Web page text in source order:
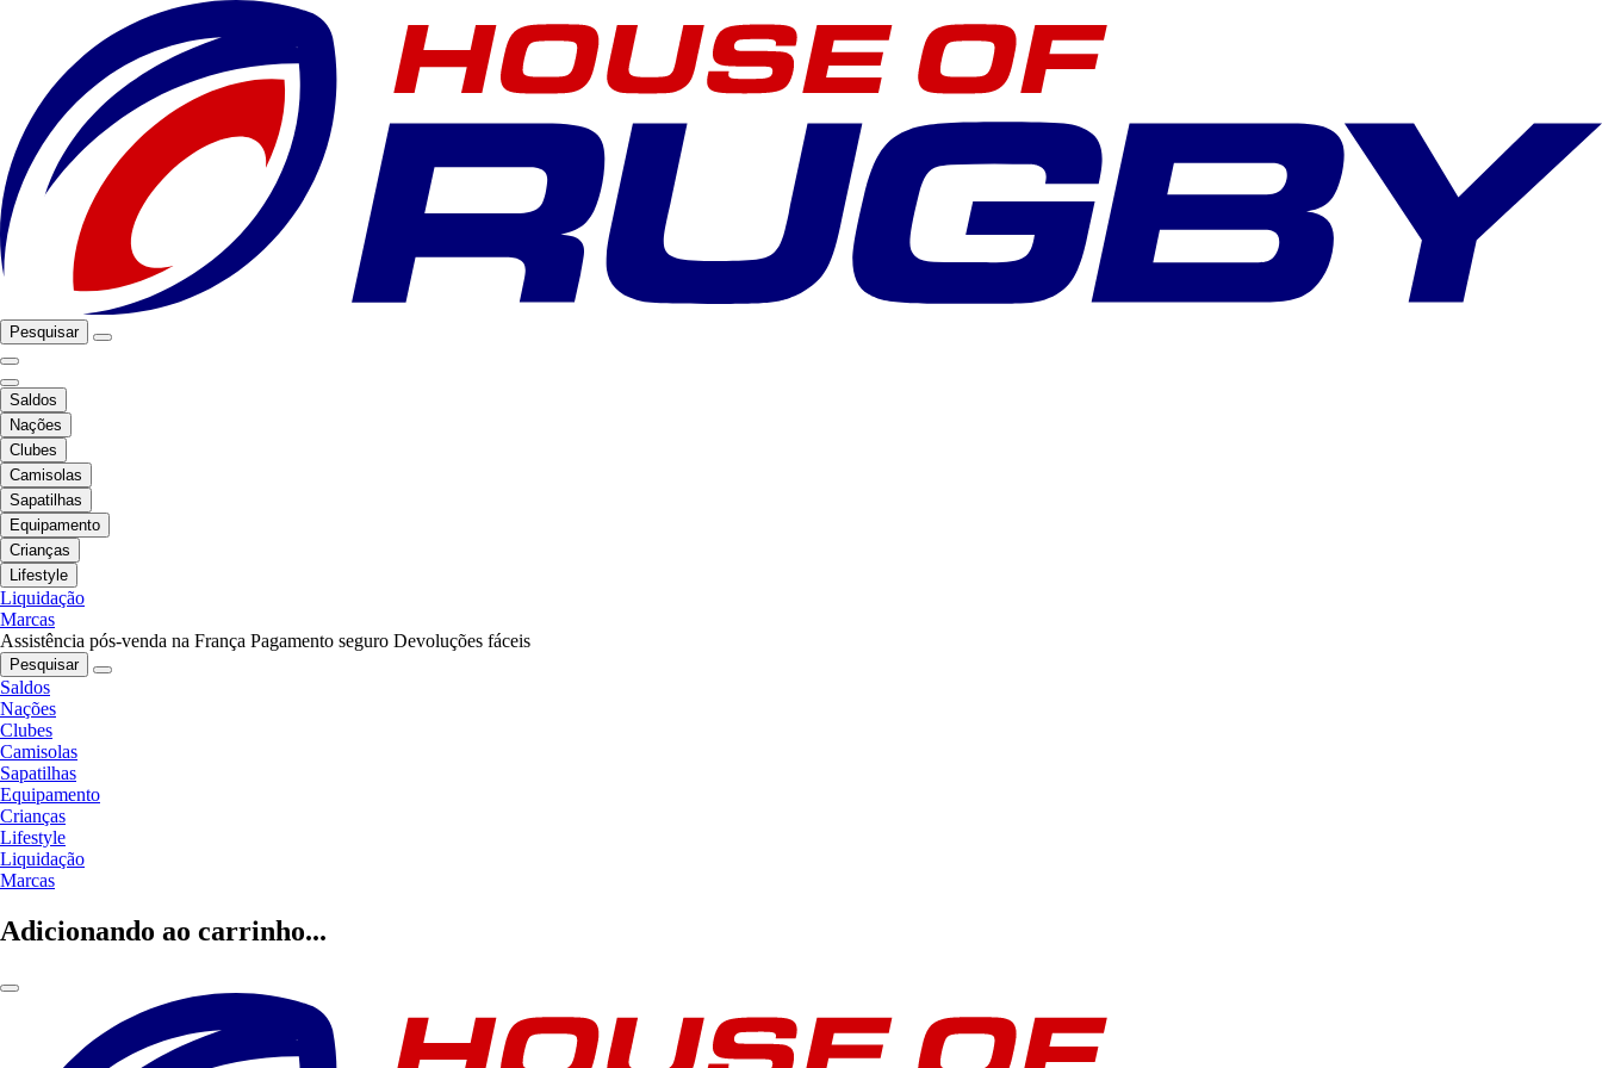
Pesquisar
Saldos
Nações
Clubes
Camisolas
Sapatilhas
Equipamento
Crianças
Lifestyle
Liquidação
Marcas
Assistência pós-venda na França Pagamento seguro Devoluções fáceis
Pesquisar
Saldos
Nações
Clubes
Camisolas
Sapatilhas
Equipamento
Crianças
Lifestyle
Liquidação
Marcas
Adicionando ao carrinho...